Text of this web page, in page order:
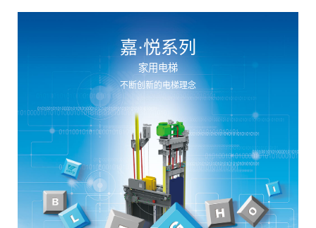
嘉·悦系列
家用电梯
不断创 新的电梯理念